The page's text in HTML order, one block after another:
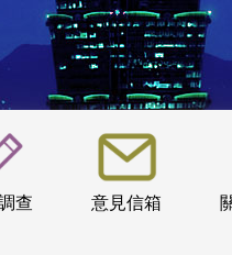
查 意見信箱
:::